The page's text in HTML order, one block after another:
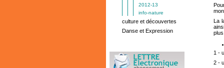
2012-13
info-nature
culture et découvertes
Danse et Expression
La
1 -
2 -